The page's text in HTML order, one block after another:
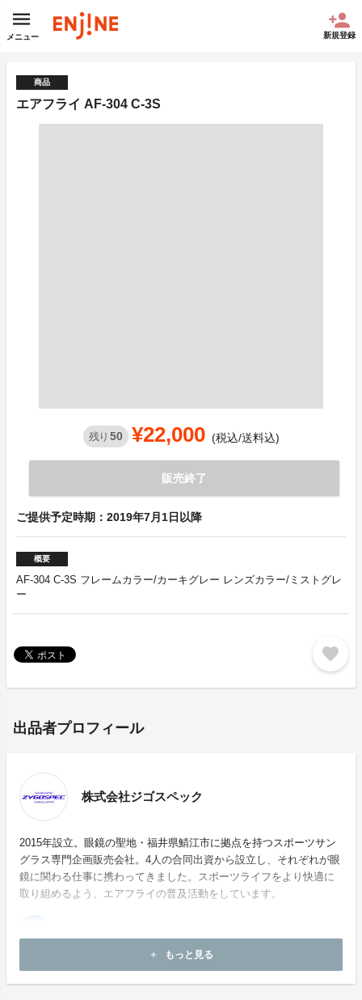
メニュー 新規登録
商品
エアフライ AF-304 C-3S
残り 50 ¥22,000 (税込/送料込)
販売終了
ご提供予定時期：2019年7月1日以降
概要
AF-304 C-3S フレームカラー/カーキグレー レンズカラー/ミストグレ
ー
favorite
出品者プロフィール
株式会社ジゴスペック
2015年設立。眼鏡の聖地・福井県鯖江市に拠点を持つスポーツサン
グラス専門企画販売会社。4人の合同出資から設立し、それぞれが眼
鏡に関わる仕事に携わってきました。スポーツライフをより快適に
取り組めるよう、エアフライの普及活動をしています。
add もっと見る